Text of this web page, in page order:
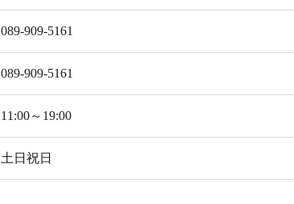
089-909-5161
089-909-5161
11:00～19:00
土日祝日